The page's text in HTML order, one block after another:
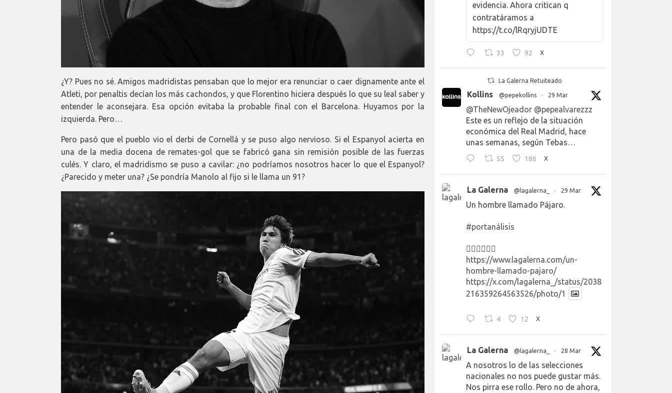
¿Y? Pues no sé. Amigos madridistas pensaban que lo mejor era renunciar o caer dignamente ante el
Atleti, por penaltis decían los más cachondos, y que Florentino hiciera después lo que su leal saber y
entender le aconsejara. Esa opción evitaba la probable final con el Barcelona. Huyamos por la
izquierda. Pero…
Pero pasó que el pueblo vio el derbi de Cornellá y se puso algo nervioso. Si el Espanyol acierta en
una de la media docena de remates-gol que se fabricó gana sin remisión posible de las fuerzas
culés. Y claro, el madridismo se puso a cavilar: ¿no podríamos nosotros hacer lo que el Espanyol?
¿Parecido y meter una? ¿Se pondría Manolo al fijo si le llama un 91?
evidencia. Ahora critican q
contratáramos a
https://t.co/lRqryjUDTE
33 92 X
La Galerna Retuiteado
Kollins @pepekollins · 29 Mar
@TheNewOjeador @pepealvarezzz
Este es un reflejo de la situación
económica del Real Madrid, hace
unas semanas, según Tebas…
55 186 X
La Galerna @lagalerna_ · 29 Mar
Un hombre llamado Pájaro.
#portanálisis
👉🏻👉🏻👉🏻
https://www.lagalerna.com/un-
hombre-llamado-pajaro/
https://x.com/lagalerna_/status/2038
216359264563526/photo/1
4 12 X
La Galerna @lagalerna_ · 28 Mar
A nosotros lo de las selecciones
nacionales no nos puede gustar más.
Nos pirra ese rollo. Pero no de ahora,